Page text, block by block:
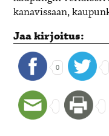
kanavissaan,
Jaa kirjoitus:
0